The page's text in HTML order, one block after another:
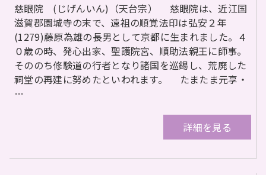
慈眼院 (じげんいん)（天台宗） 慈眼院は、近江国
滋賀郡園城寺の末で、遠祖の順覚法印は弘安２年
(1279)藤原為雄の長男として京都に生まれました。４
０歳の時、発心出家、聖護院宮、順助法親王に師事。
そののち修験道の行者となり諸国を巡錫し、荒廃した
祠堂の再建に努めたといわれます。 たまたま元享・
…
詳細を見る